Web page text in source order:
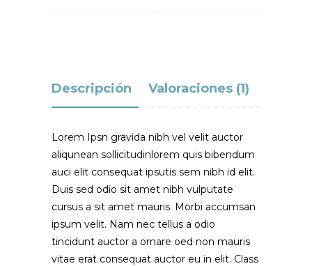
Descripción Valoraciones (1)
Lorem Ipsn gravida nibh vel velit auctor
aliqunean sollicitudinlorem quis bibendum
auci elit consequat ipsutis sem nibh id elit.
Duis sed odio sit amet nibh vulputate
cursus a sit amet mauris. Morbi accumsan
ipsum velit. Nam nec tellus a odio
tincidunt auctor a ornare oed non mauris
vitae erat consequat auctor eu in elit. Class